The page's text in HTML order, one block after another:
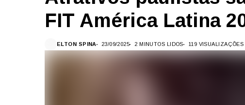
FIT América Latina
ELTON SPINA 23/09/2025 2 MINUTOS LIDOS 119 VISUALIZAÇÕES